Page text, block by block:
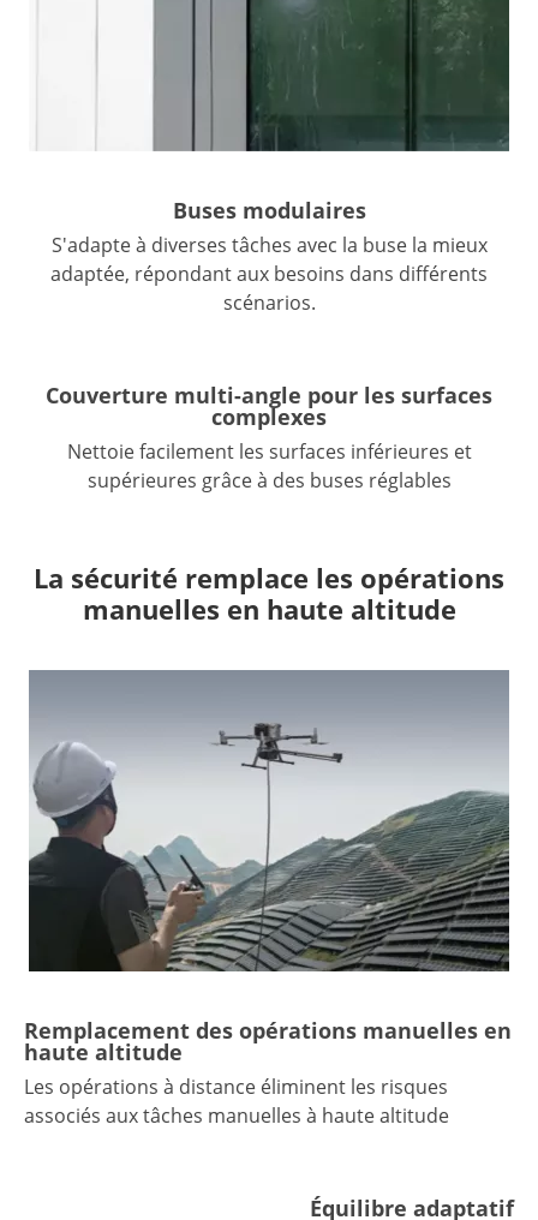
Buses modulaires
S'adapte à diverses tâches avec la buse la mieux
adaptée, répondant aux besoins dans différents
scénarios.
Couverture multi-angle pour les surfaces
complexes
Nettoie facilement les surfaces inférieures et
supérieures grâce à des buses réglables
La sécurité remplace les opérations
manuelles en haute altitude
Remplacement des opérations manuelles en
haute altitude
Les opérations à distance éliminent les risques
associés aux tâches manuelles à haute altitude
Équilibre adaptatif